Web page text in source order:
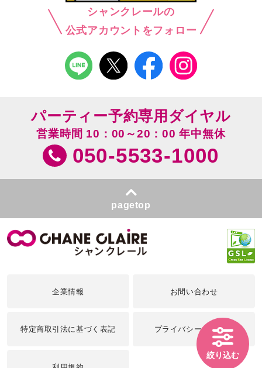
シャンクレールの
公式アカウントをフォロー
絞り込む
パーティー予約専用ダイヤル
営業時間 10：00～20：00 年中無休
050-5533-1000
pagetop
企業情報 お問い合わせ
特定商取引法に基づく表記 プライバシーポリシー